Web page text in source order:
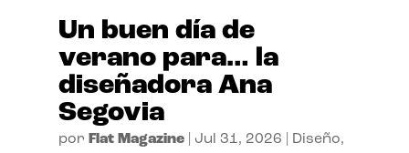
Un buen día de
verano para… la
diseñadora Ana
Segovia
por Flat Magazine| Jul 31, 2026 Diseño,